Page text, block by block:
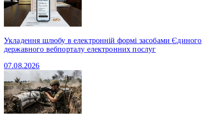
Укладення шлюбу в електронній формі засобами Єдиного
державного вебпорталу електронних послуг
07.08.2026